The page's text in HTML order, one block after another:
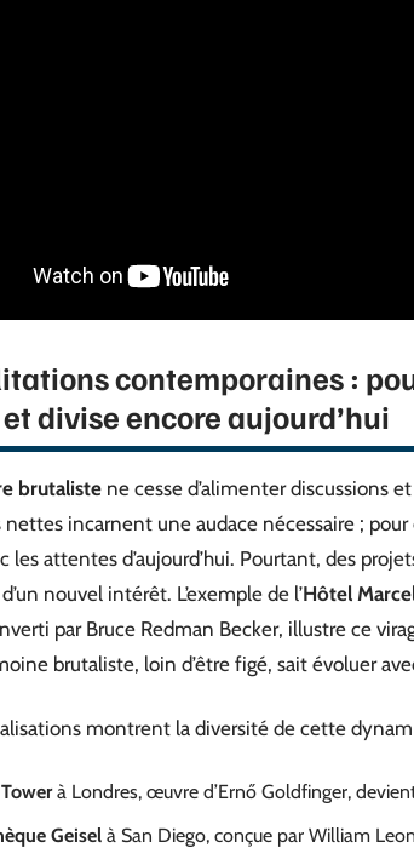
contemporaines :
divise encore aujourd’hui
brutaliste ne cesse d’alimenter discussions
nettes incarnent une audace nécessaire ;
les attentes d’aujourd’hui. Pourtant, des
nouvel intérêt. L’exemple de l’Hôtel
par Bruce Redman Becker, illustre ce
brutaliste, loin d’être figé, sait évoluer
montrent la diversité de cette
à Londres, œuvre d’Ernő Goldfinger,
Geisel à San Diego, conçue par William